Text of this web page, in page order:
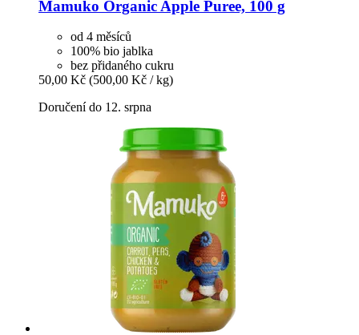
Mamuko Organic Apple Puree, 100 g
od 4 měsíců
100% bio jablka
bez přidaného cukru
50,00 Kč (500,00 Kč / kg)
Doručení do 12. srpna